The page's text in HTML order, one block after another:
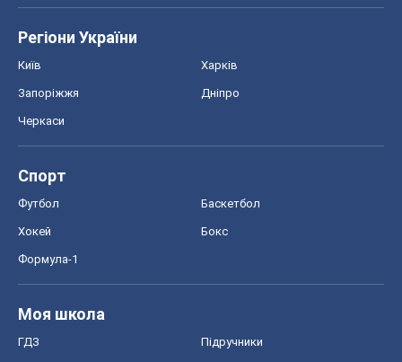
Регіони України
Київ Харків
Запоріжжя Дніпро
Черкаси
Спорт
Футбол Баскетбол
Хокей Бокс
Формула-1
Моя школа
ГДЗ Підручники